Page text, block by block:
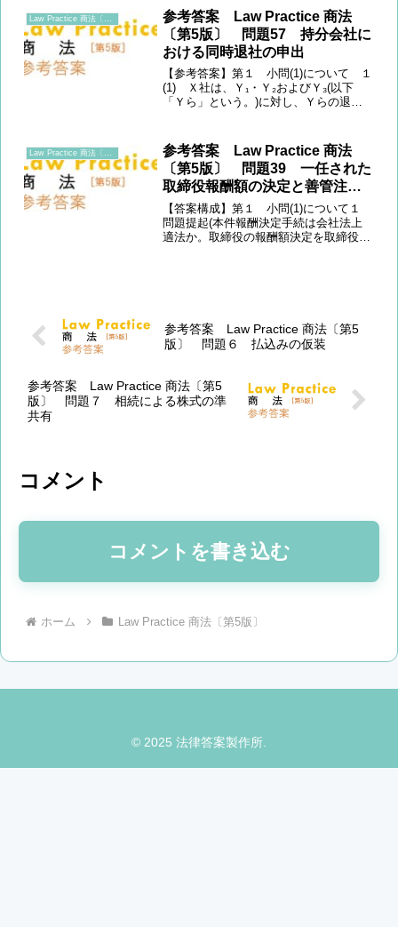
ないことから、本件約束手形の裏書行為
は無権代理と...
Law Practice 商法〔第5版〕
参考答案 Law Practice 商法
〔第5版〕 問題57 持分会社に
おける同時退社の申出
【参考答案】第１ 小問(1)について １
(1) Ｘ社は、Ｙ₁・Ｙ₂およびＹ₃(以下
「Ｙら」という。)に対し、Ｙらの退社
703条)をすると考える。 (2) 本件に
おいて...
Law Practice 商法〔第5版〕
参考答案 Law Practice 商法
〔第5版〕 問題39 一任された
取締役報酬額の決定と善管注意
義務
【答案構成】第１ 小問(1)について１
問題提起(本件報酬決定手続は会社法上
適法か。取締役の報酬額決定を取締役会
参考答案 Law Practice 商法〔第5
版〕 問題６ 払込みの仮装
参考答案 Law Practice 商法〔第5
版〕 問題７ 相続による株式の準
共有
コメント
コメントを書き込む
ホーム Law Practice 商法〔第5版〕
© 2025 法律答案製作所.